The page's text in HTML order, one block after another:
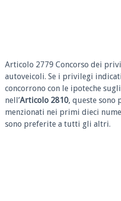
Articolo 2779 Concorso dei
autoveicoli. Se i privilegi
concorrono con le ipoteche
nell’Articolo 2810, queste sono
menzionati nei primi dieci
sono preferite a tutti gli altri.